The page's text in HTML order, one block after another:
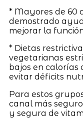
* Mayores de 60
demostrado
mejorar la
* Dietas
vegetarianas
bajos en
evitar déficits
Para estos
canal más
y segura de